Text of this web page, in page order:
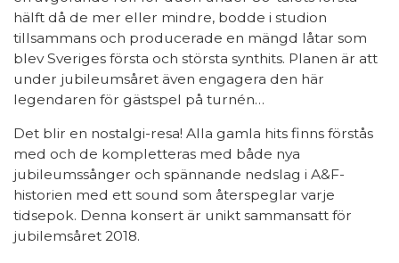
hälft då de mer eller mindre, bodde i studion
tillsammans och producerade en mängd låtar som
blev Sveriges första och största synthits. Planen är att
under jubileumsåret även engagera den här
legendaren för gästspel på turnén…
Det blir en nostalgi-resa! Alla gamla hits finns förstås
med och de kompletteras med både nya
jubileumssånger och spännande nedslag i A&F-
historien med ett sound som återspeglar varje
tidsepok. Denna konsert är unikt sammansatt för
jubilemsåret 2018.